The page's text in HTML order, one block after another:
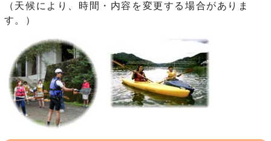
（天候により、時間・内容を変更する場合がありま
す。）